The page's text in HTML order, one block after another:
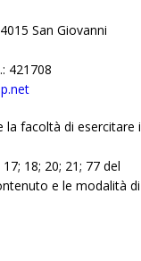
San Giovanni
421708
la facoltà di esercitare i
18; 20; 21; 77 del
e le modalità di